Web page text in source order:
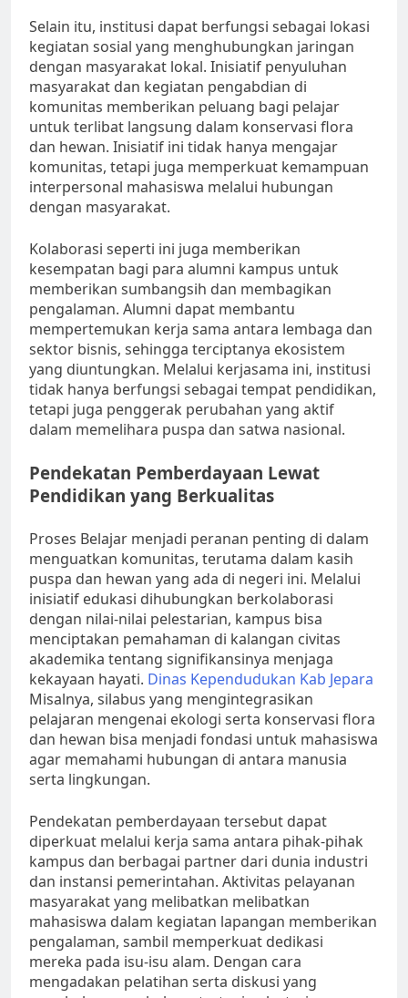
Selain itu, institusi dapat berfungsi sebagai lokasi
kegiatan sosial yang menghubungkan jaringan
dengan masyarakat lokal. Inisiatif penyuluhan
masyarakat dan kegiatan pengabdian di
komunitas memberikan peluang bagi pelajar
untuk terlibat langsung dalam konservasi flora
dan hewan. Inisiatif ini tidak hanya mengajar
komunitas, tetapi juga memperkuat kemampuan
interpersonal mahasiswa melalui hubungan
dengan masyarakat.
Kolaborasi seperti ini juga memberikan
kesempatan bagi para alumni kampus untuk
memberikan sumbangsih dan membagikan
pengalaman. Alumni dapat membantu
mempertemukan kerja sama antara lembaga dan
sektor bisnis, sehingga terciptanya ekosistem
yang diuntungkan. Melalui kerjasama ini, institusi
tidak hanya berfungsi sebagai tempat pendidikan,
tetapi juga penggerak perubahan yang aktif
dalam memelihara puspa dan satwa nasional.
Pendekatan Pemberdayaan Lewat
Pendidikan yang Berkualitas
Proses Belajar menjadi peranan penting di dalam
menguatkan komunitas, terutama dalam kasih
puspa dan hewan yang ada di negeri ini. Melalui
inisiatif edukasi dihubungkan berkolaborasi
dengan nilai-nilai pelestarian, kampus bisa
menciptakan pemahaman di kalangan civitas
akademika tentang signifikansinya menjaga
kekayaan hayati. Dinas Kependudukan Kab Jepara
Misalnya, silabus yang mengintegrasikan
pelajaran mengenai ekologi serta konservasi flora
dan hewan bisa menjadi fondasi untuk mahasiswa
agar memahami hubungan di antara manusia
serta lingkungan.
Pendekatan pemberdayaan tersebut dapat
diperkuat melalui kerja sama antara pihak-pihak
kampus dan berbagai partner dari dunia industri
dan instansi pemerintahan. Aktivitas pelayanan
masyarakat yang melibatkan melibatkan
mahasiswa dalam kegiatan lapangan memberikan
pengalaman, sambil memperkuat dedikasi
mereka pada isu-isu alam. Dengan cara
mengadakan pelatihan serta diskusi yang